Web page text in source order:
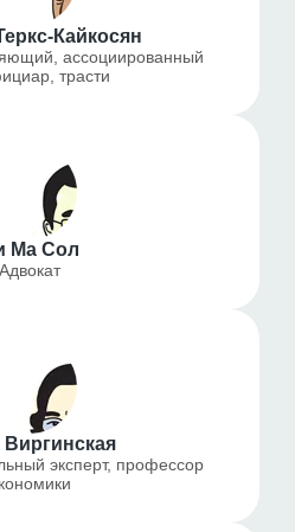
Кайкосян
ассоциированный
трасти
Ма Сол
Адвокат
Виргинская
эксперт, профессор